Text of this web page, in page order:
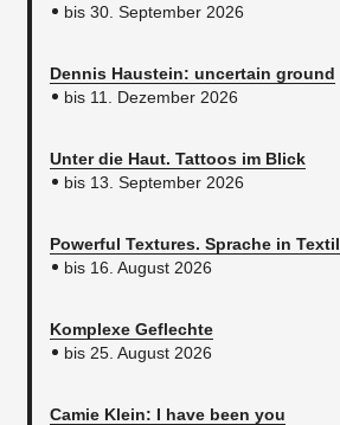
bis 30. September 2026
Dennis Haustein: uncertain ground
bis 11. Dezember 2026
Unter die Haut. Tattoos im Blick
bis 13. September 2026
Powerful Textures. Sprache in Textil
bis 16. August 2026
Komplexe Geflechte
bis 25. August 2026
Camie Klein: I have been you